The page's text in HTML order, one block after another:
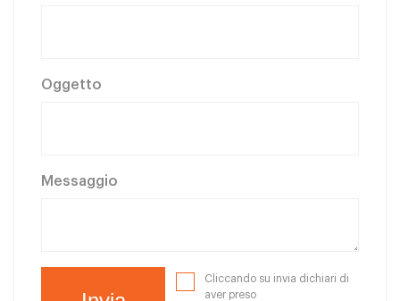
Oggetto
Messaggio
Cliccando su invia dichiari di
aver preso